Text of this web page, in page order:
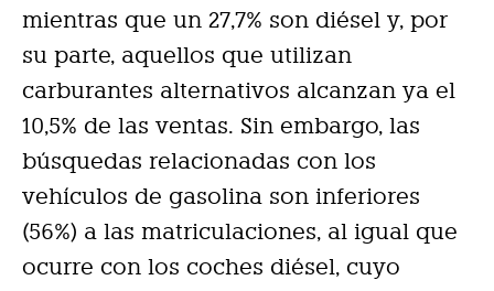
mientras que un 27,7% son diésel y, por
su parte, aquellos que utilizan
carburantes alternativos alcanzan ya el
10,5% de las ventas. Sin embargo, las
búsquedas relacionadas con los
vehículos de gasolina son inferiores
(56%) a las matriculaciones, al igual que
ocurre con los coches diésel, cuyo